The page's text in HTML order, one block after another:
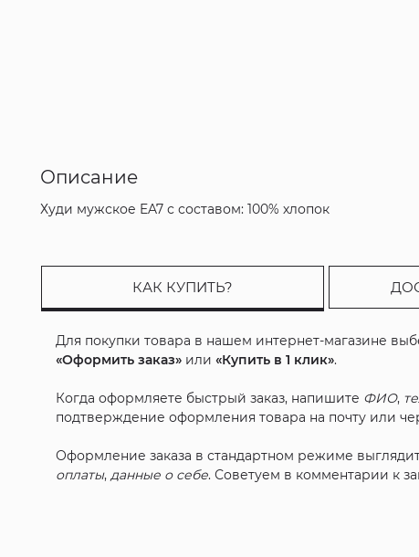
Описание
Худи мужское EA7 с составом: 100% хлопок
КАК КУПИТЬ?
Для покупки товара в нашем интернет-магазине
«Оформить заказ» или«Купить в 1 клик».
Когда оформляете быстрый заказ, напишите ФИО,
подтверждение оформления товара на почту или
Оформление заказа в стандартном режиме
оплаты,данные о себе. Советуем в комментарии к